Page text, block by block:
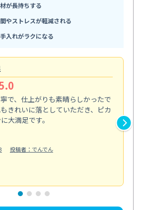
が長持ちする
やストレスが軽減される
入れがラクになる
で、仕上がりも素晴らしかったで
きれいに落としていただき、ピカ
大満足です。
投稿者：でんでん